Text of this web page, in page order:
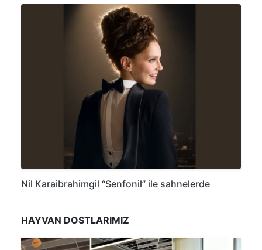
Nil Karaibrahimgil “Senfonil” ile sahnelerde
HAYVAN DOSTLARIMIZ